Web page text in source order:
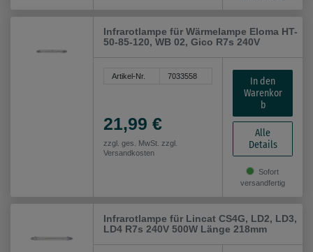
Infrarotlampe für Wärmelampe Eloma HT-
50-85-120, WB 02, Gico R7s 240V
Artikel-Nr. 7033558
21,99 €
zzgl. ges. MwSt. zzgl.
Versandkosten
In den
Warenkor
b
Alle
Details
Sofort
versandfertig
Infrarotlampe für Lincat CS4G, LD2, LD3,
LD4 R7s 240V 500W Länge 218mm